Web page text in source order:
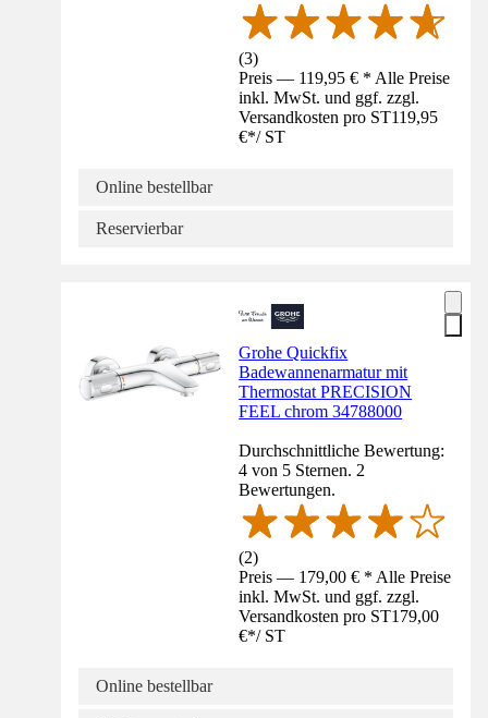
(3)
Preis — 119,95 € * Alle Preise
inkl. MwSt. und ggf. zzgl.
Versandkosten pro ST119,95
€*/ ST
Online bestellbar
Reservierbar
Grohe Quickfix
Badewannenarmatur mit
Thermostat PRECISION
FEEL chrom 34788000
Durchschnittliche Bewertung:
4 von 5 Sternen. 2
Bewertungen.
(2)
Preis — 179,00 € * Alle Preise
inkl. MwSt. und ggf. zzgl.
Versandkosten pro ST179,00
€*/ ST
Online bestellbar